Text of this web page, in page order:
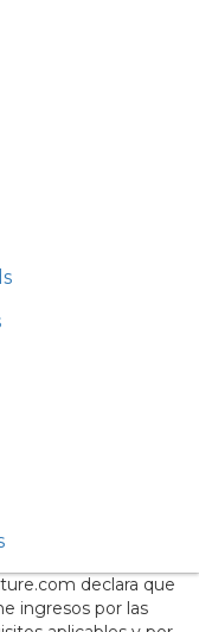
declara que
ingresos por las